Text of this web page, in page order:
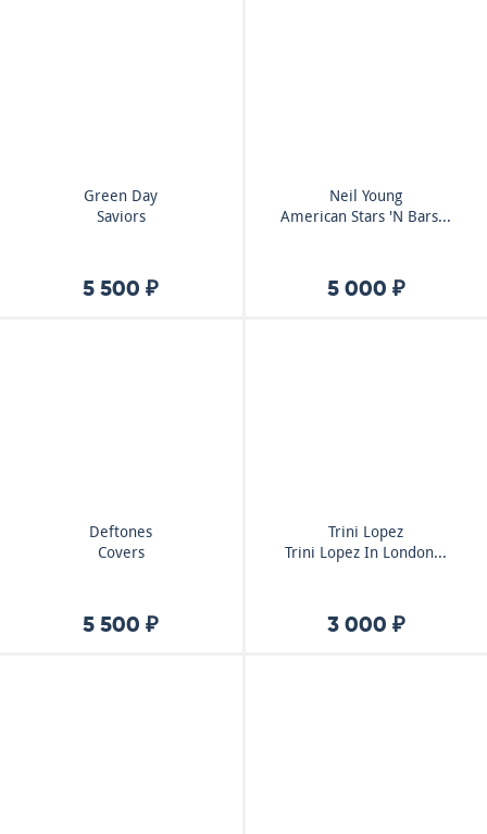
Green Day
Saviors
5 500 ₽
Neil Young
American Stars 'N Bars...
5 000 ₽
Deftones
Covers
5 500 ₽
Trini Lopez
Trini Lopez In London...
3 000 ₽